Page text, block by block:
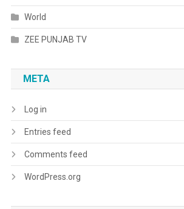
World
ZEE PUNJAB TV
META
Log in
Entries feed
Comments feed
WordPress.org